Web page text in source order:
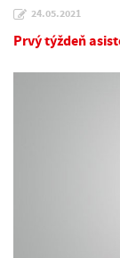
24.05.2021
Prvý týždeň